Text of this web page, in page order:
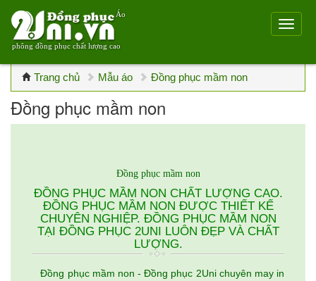
Áo
phông đồng phục chất lượng cao
Trang chủ Mẫu áo Đồng phục mầm non
Đồng phục mầm non
Đồng phục mầm non
ĐỒNG PHỤC MẦM NON CHẤT LƯỢNG CAO.
ĐỒNG PHỤC MẦM NON ĐƯỢC THIẾT KẾ
CHUYÊN NGHIỆP. ĐỒNG PHỤC MẦM NON
TẠI ĐỒNG PHỤC 2UNI LUÔN ĐẸP VÀ CHẤT
LƯỢNG.
Đồng phục mầm non - Đồng phục 2Uni chuyên may in